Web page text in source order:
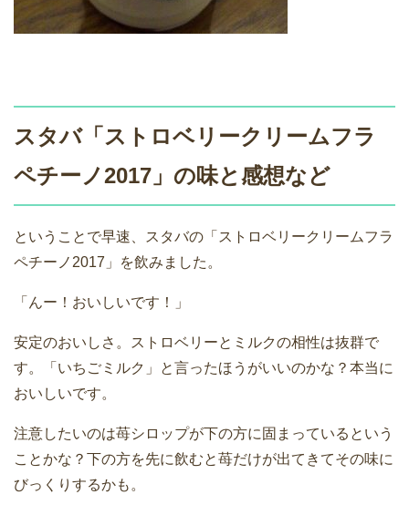
スタバ「ストロベリークリームフラ
ペチーノ2017」の味と感想など
ということで早速、スタバの「ストロベリークリームフラ
ペチーノ2017」を飲みました。
「んー！おいしいです！」
安定のおいしさ。ストロベリーとミルクの相性は抜群で
す。「いちごミルク」と言ったほうがいいのかな？本当に
おいしいです。
注意したいのは苺シロップが下の方に固まっているという
ことかな？下の方を先に飲むと苺だけが出てきてその味に
びっくりするかも。